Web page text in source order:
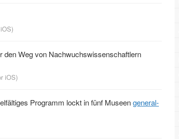
)
den Weg von Nachwuchswissenschaftlern
iOS)
Programm lockt in fünf Museengeneral-